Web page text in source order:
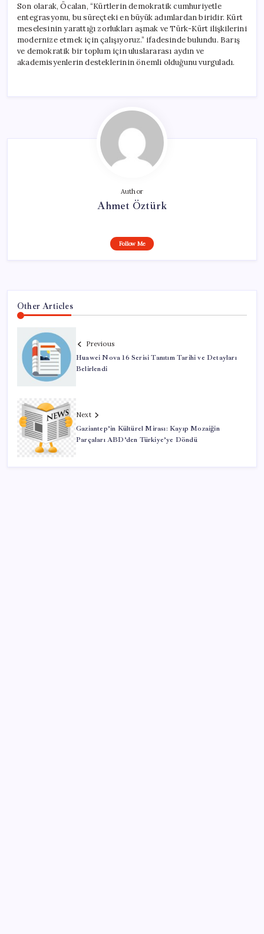
Son olarak, Öcalan, “Kürtlerin demokratik cumhuriyetle
entegrasyonu, bu süreçteki en büyük adımlardan biridir. Kürt
meselesinin yarattığı zorlukları aşmak ve Türk-Kürt ilişkilerini
modernize etmek için çalışıyoruz.” ifadesinde bulundu. Barış
ve demokratik bir toplum için uluslararası aydın ve
akademisyenlerin desteklerinin önemli olduğunu vurguladı.
Author
Ahmet Öztürk
Follow Me
Other Articles
Previous
Huawei Nova 16 Serisi Tanıtım Tarihi ve Detayları
Belirlendi
Next
Gaziantep’in Kültürel Mirası: Kayıp Mozaiğin
Parçaları ABD’den Türkiye’ye Döndü